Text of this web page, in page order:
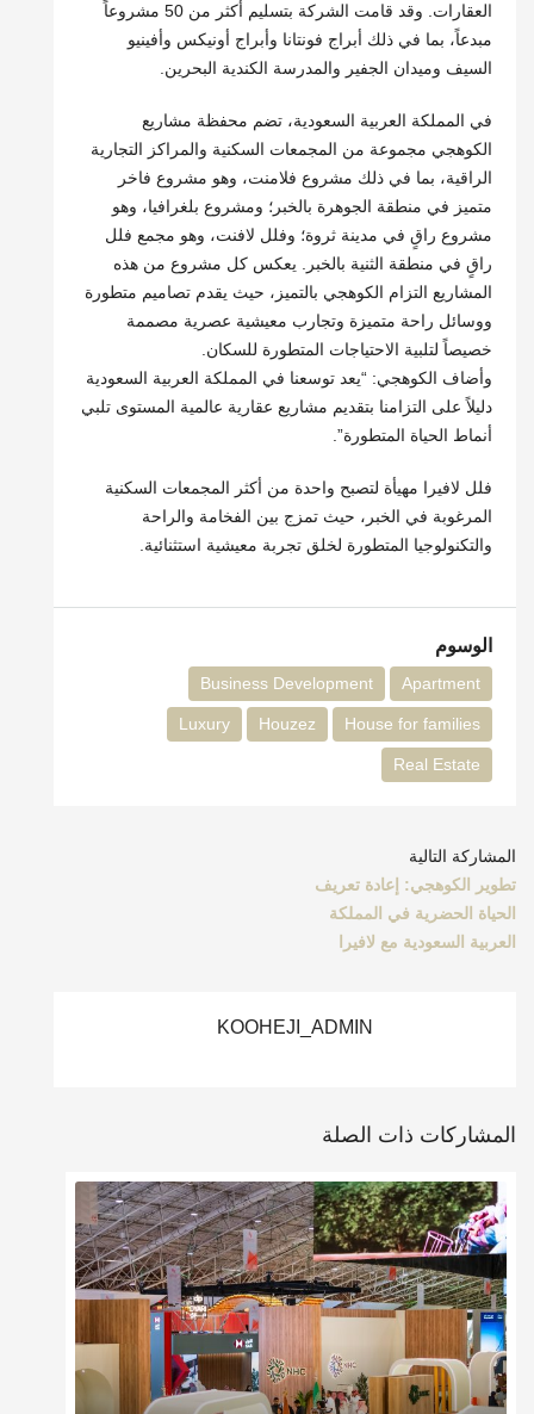
العقارات. وقد قامت الشركة بتسليم أكثر من 50 مشروعاً
مبدعاً، بما في ذلك أبراج فونتانا وأبراج أونيكس وأفينيو
السيف وميدان الجفير والمدرسة الكندية البحرين.
في المملكة العربية السعودية، تضم محفظة مشاريع
الكوهجي مجموعة من المجمعات السكنية والمراكز التجارية
الراقية، بما في ذلك مشروع فلامنت، وهو مشروع فاخر
متميز في منطقة الجوهرة بالخبر؛ ومشروع بلغرافيا، وهو
مشروع راقٍ في مدينة ثروة؛ وفلل لافنت، وهو مجمع فلل
راقٍ في منطقة الثنية بالخبر. يعكس كل مشروع من هذه
المشاريع التزام الكوهجي بالتميز، حيث يقدم تصاميم متطورة
ووسائل راحة متميزة وتجارب معيشية عصرية مصممة
خصيصاً لتلبية الاحتياجات المتطورة للسكان.
وأضاف الكوهجي: “يعد توسعنا في المملكة العربية السعودية
دليلاً على التزامنا بتقديم مشاريع عقارية عالمية المستوى تلبي
أنماط الحياة المتطورة”.
فلل لافيرا مهيأة لتصبح واحدة من أكثر المجمعات السكنية
المرغوبة في الخبر، حيث تمزج بين الفخامة والراحة
والتكنولوجيا المتطورة لخلق تجربة معيشية استثنائية.
الوسوم
Apartment
Business Development
House for families
Houzez
Luxury
Real Estate
المشاركة التالية
تطوير الكوهجي: إعادة تعريف
الحياة الحضرية في المملكة
العربية السعودية مع لافيرا
KOOHEJI_ADMIN
المشاركات ذات الصلة